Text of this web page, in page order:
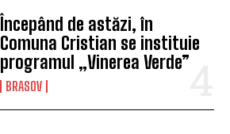
Începând de astăzi, în
Comuna Cristian se instituie
programul „Vinerea Verde”
BRASOV